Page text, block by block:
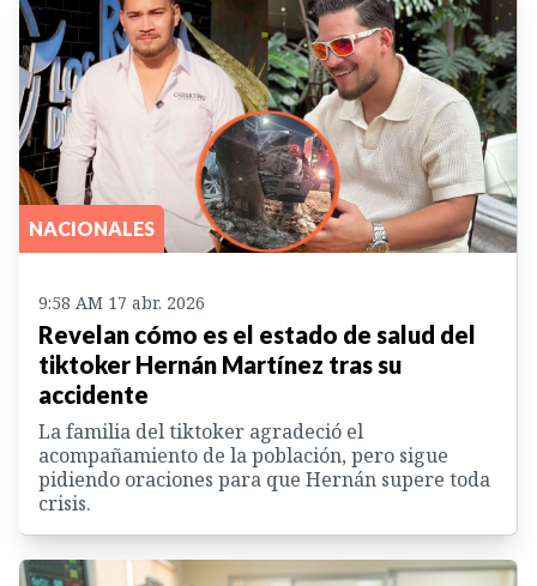
NACIONALES
9:58 AM 17 abr. 2026
Revelan cómo es el estado de salud del
tiktoker Hernán Martínez tras su
accidente
La familia del tiktoker agradeció el
acompañamiento de la población, pero sigue
pidiendo oraciones para que Hernán supere toda
crisis.